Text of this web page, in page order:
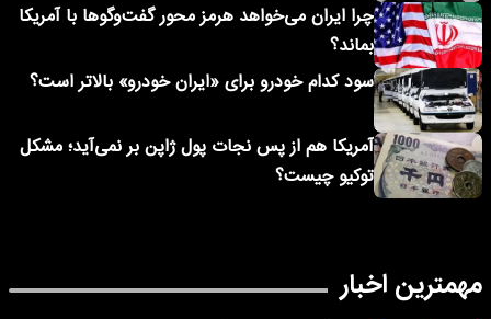
چرا ایران می‌خواهد هرمز محور گفت‌وگوها با آمریکا
بماند؟
سود کدام خودرو برای «ایران خودرو» بالاتر است؟
آمریکا هم از پس نجات پول ژاپن بر نمی‌آید؛ مشکل
توکیو چیست؟
مهمترین اخبار